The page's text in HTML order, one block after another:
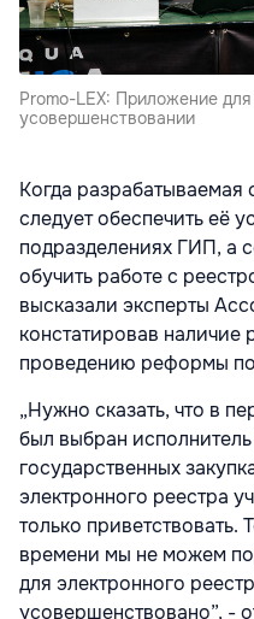
Promo-LEX: Приложение
усовершенствовании
Когда разрабатываемая
следует обеспечить её
подразделениях ГИП, а
обучить работе с
высказали эксперты
констатировав наличие
проведению реформы
„Нужно сказать, что в
был выбран
государственных
электронного реестра
только приветствовать.
времени мы не можем
для электронного
усовершенствовано”, -